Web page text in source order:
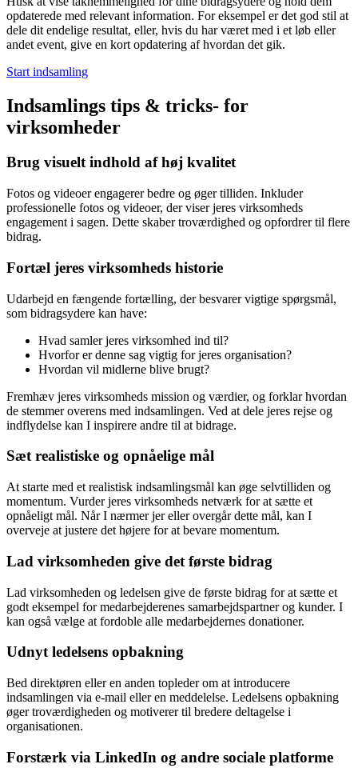
opdaterede med relevant information. For eksempel er det god stil at
dele dit endelige resultat, eller, hvis du har været med i et løb eller
andet event, give en kort opdatering af hvordan det gik.
Start indsamling
Indsamlings tips & tricks- for
virksomheder
Brug visuelt indhold af høj kvalitet
Fotos og videoer engagerer bedre og øger tilliden. Inkluder
professionelle fotos og videoer, der viser jeres virksomheds
engagement i sagen. Dette skaber troværdighed og opfordrer til flere
bidrag.
Fortæl jeres virksomheds historie
Udarbejd en fængende fortælling, der besvarer vigtige spørgsmål,
som bidragsydere kan have:
Hvad samler jeres virksomhed ind til?
Hvorfor er denne sag vigtig for jeres organisation?
Hvordan vil midlerne blive brugt?
Fremhæv jeres virksomheds mission og værdier, og forklar hvordan
de stemmer overens med indsamlingen. Ved at dele jeres rejse og
indflydelse kan I inspirere andre til at bidrage.
Sæt realistiske og opnåelige mål
At starte med et realistisk indsamlingsmål kan øge selvtilliden og
momentum. Vurder jeres virksomheds netværk for at sætte et
opnåeligt mål. Når I nærmer jer eller overgår dette mål, kan I
overveje at justere det højere for at bevare momentum.
Lad virksomheden give det første bidrag
Lad virksomheden og ledelsen give de første bidrag for at sætte et
godt eksempel for medarbejderenes samarbejdspartner og kunder. I
kan også vælge at fordoble alle medarbejdernes donationer.
Udnyt ledelsens opbakning
Bed direktøren eller en anden topleder om at introducere
indsamlingen via e-mail eller en meddelelse. Ledelsens opbakning
øger troværdigheden og motiverer til bredere deltagelse i
organisationen.
Forstærk via LinkedIn og andre sociale platforme